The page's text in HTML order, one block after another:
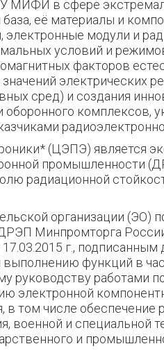
МИФИ в сфере
её материалы и
электронные модули и
условий и
факторов
электрических
сред) и создания
оборонного комплексов,
(ЦЭПЭ) является
промышленности
радиационной
организации (ЭО)
Минпромторга
г., подписанным
функций в
руководству работами
электронной
в том числе обеспечение
военной и специальной
и